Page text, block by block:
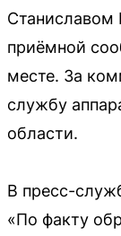
Станиславом
приёмной
месте. За
службу
области.
В пресс-
«По факту